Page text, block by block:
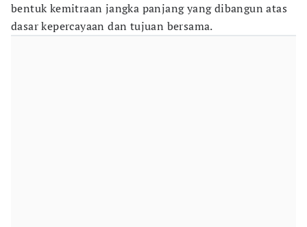
bentuk kemitraan jangka panjang yang dibangun atas
dasar kepercayaan dan tujuan bersama.